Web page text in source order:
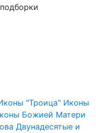
"Троица" Иконы
Божией Матери
Двунадесятые и